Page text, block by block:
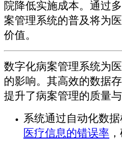
院降低实施成本。通过
案管理系统的普及将为
价值。
数字化病案管理系统为
的影响。其高效的数据
提升了病案管理的质量与
系统通过自动化数据
医疗信息的错误率